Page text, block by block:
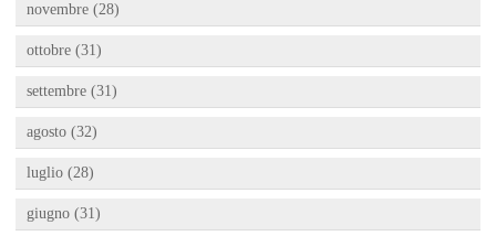
novembre (28)
ottobre (31)
settembre (31)
agosto (32)
luglio (28)
giugno (31)